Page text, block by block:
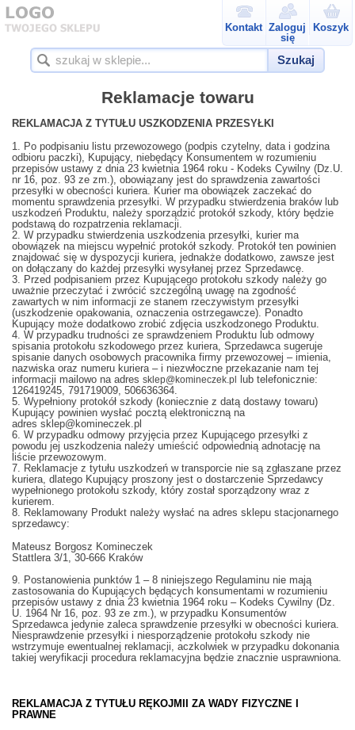
Kontakt Zaloguj
się
Koszyk
Szukaj
Reklamacje towaru
REKLAMACJA Z TYTUŁU USZKODZENIA PRZESYŁKI
1. Po podpisaniu listu przewozowego (podpis czytelny, data i godzina
odbioru paczki), Kupujący, niebędący Konsumentem w rozumieniu
przepisów ustawy z dnia 23 kwietnia 1964 roku - Kodeks Cywilny (Dz.U.
nr 16, poz. 93 ze zm.), obowiązany jest do sprawdzenia zawartości
przesyłki w obecności kuriera. Kurier ma obowiązek zaczekać do
momentu sprawdzenia przesyłki. W przypadku stwierdzenia braków lub
uszkodzeń Produktu, należy sporządzić protokół szkody, który będzie
podstawą do rozpatrzenia reklamacji.
2. W przypadku stwierdzenia uszkodzenia przesyłki, kurier ma
obowiązek na miejscu wypełnić protokół szkody. Protokół ten powinien
znajdować się w dyspozycji kuriera, jednakże dodatkowo, zawsze jest
on dołączany do każdej przesyłki wysyłanej przez Sprzedawcę.
3. Przed podpisaniem przez Kupującego protokołu szkody należy go
uważnie przeczytać i zwrócić szczególną uwagę na zgodność
zawartych w nim informacji ze stanem rzeczywistym przesyłki
(uszkodzenie opakowania, oznaczenia ostrzegawcze). Ponadto
Kupujący może dodatkowo zrobić zdjęcia uszkodzonego Produktu.
4. W przypadku trudności ze sprawdzeniem Produktu lub odmowy
spisania protokołu szkodowego przez kuriera, Sprzedawca sugeruje
spisanie danych osobowych pracownika firmy przewozowej – imienia,
nazwiska oraz numeru kuriera – i niezwłoczne przekazanie nam tej
informacji mailowo na adres sklep@komineczek.pl lub telefonicznie:
126419245, 791719009, 506636364.
5. Wypełniony protokół szkody (koniecznie z datą dostawy towaru)
Kupujący powinien wysłać pocztą elektroniczną na
adres sklep@komineczek.pl
6. W przypadku odmowy przyjęcia przez Kupującego przesyłki z
powodu jej uszkodzenia należy umieścić odpowiednią adnotację na
liście przewozowym.
7. Reklamacje z tytułu uszkodzeń w transporcie nie są zgłaszane przez
kuriera, dlatego Kupujący proszony jest o dostarczenie Sprzedawcy
wypełnionego protokołu szkody, który został sporządzony wraz z
kurierem.
8. Reklamowany Produkt należy wysłać na adres sklepu stacjonarnego
sprzedawcy:
Mateusz Borgosz Komineczek
Stattlera 3/1, 30-666 Kraków
9. Postanowienia punktów 1 – 8 niniejszego Regulaminu nie mają
zastosowania do Kupujących będących konsumentami w rozumieniu
przepisów ustawy z dnia 23 kwietnia 1964 roku – Kodeks Cywilny (Dz.
U. 1964 Nr 16, poz. 93 ze zm.), w przypadku Konsumentów
Sprzedawca jedynie zaleca sprawdzenie przesyłki w obecności kuriera.
Niesprawdzenie przesyłki i niesporządzenie protokołu szkody nie
wstrzymuje ewentualnej reklamacji, aczkolwiek w przypadku dokonania
takiej weryfikacji procedura reklamacyjna będzie znacznie usprawniona.
REKLAMACJA Z TYTUŁU RĘKOJMII ZA WADY FIZYCZNE I
PRAWNE